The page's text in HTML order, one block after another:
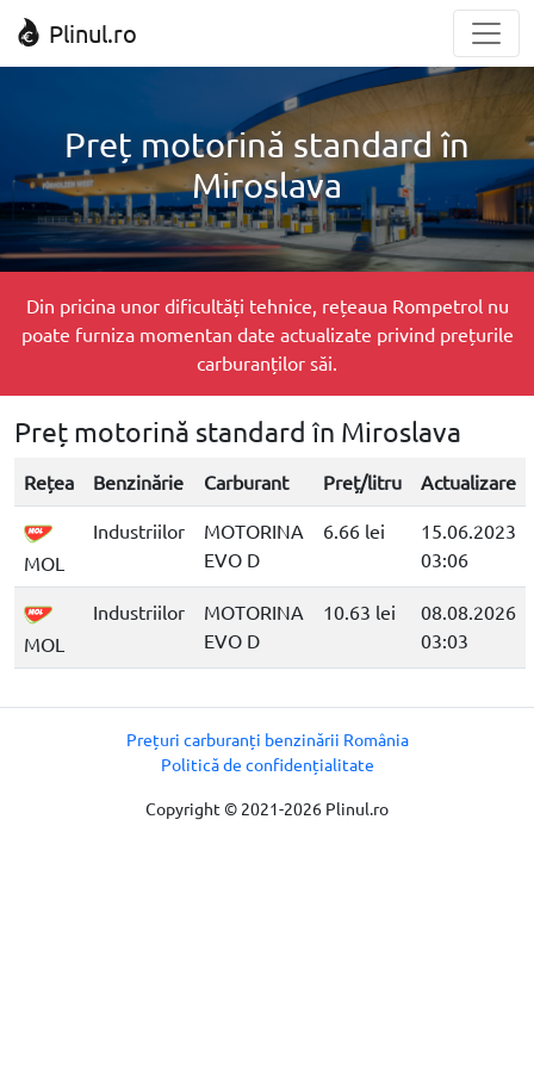
Plinul.ro
Preț motorină standard în
Miroslava
Din pricina unor dificultăți tehnice, rețeaua Rompetrol nu
poate furniza momentan date actualizate privind prețurile
carburanților săi.
Preț motorină standard în Miroslava
Rețea Benzinărie Carburant Preț/litru Actualizare
MOL
Industriilor
MOTORINA
EVO D
6.66 lei
15.06.2023
03:06
MOL
Industriilor
MOTORINA
EVO D
10.63 lei
08.08.2026
03:03
Copyright © 2021-2026 Plinul.ro
Prețuri carburanți benzinării România
Politică de confidențialitate